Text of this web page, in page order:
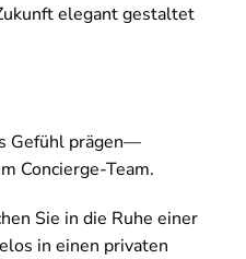
elegant gestaltet
Gefühl prägen—
Concierge-Team.
Sie in die Ruhe einer
in einen privaten